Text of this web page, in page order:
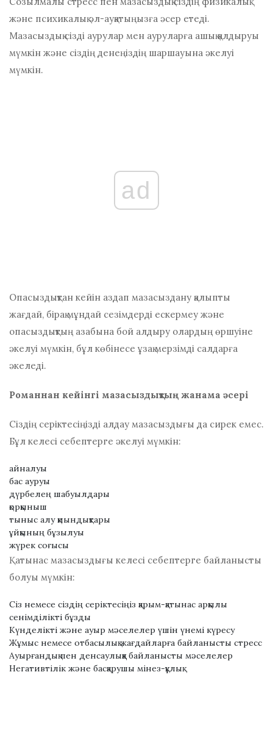
және психикалық әл-ауқатыңызға әсер етеді.
Мазасыздық сізді аурулар мен ауруларға ашық қалдыруы
мүмкін және сіздің денеңіздің шаршауына әкелуі
мүмкін.
ad
Опасыздықтан кейін аздап мазасыздану қалыпты
жағдай, бірақ мұндай сезімдерді ескермеу және
опасыздықтың азабына бой алдыру олардың өршуіне
әкелуі мүмкін, бұл көбінесе ұзақ мерзімді салдарға
әкеледі.
Романнан кейінгі мазасыздықтың жанама әсері
Сіздің серіктесіңізді алдау мазасыздығы да сирек емес.
Бұл келесі себептерге әкелуі мүмкін:
айналуы
бас ауруы
дүрбелең шабуылдары
қорқыныш
тыныс алу қиындықтары
ұйқының бұзылуы
жүрек соғысы
Қатынас мазасыздығы келесі себептерге байланысты
болуы мүмкін:
Сіз немесе сіздің серіктесіңіз қарым-қатынас арқылы
сенімділікті бұзды
Күнделікті және ауыр мәселелер үшін үнемі күресу
Жұмыс немесе отбасылық жағдайларға байланысты стресс
Ауырғандық пен денсаулыққа байланысты мәселелер
Негативтілік және басқарушы мінез-құлық